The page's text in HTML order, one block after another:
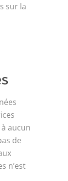
sur la
aucun
de
n’est